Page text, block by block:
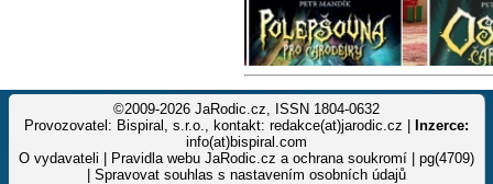
©2009-2026 JaRodic.cz, ISSN 1804-0632
Provozovatel: Bispiral, s.r.o., kontakt: redakce(at)jarodic.cz |
Inzerce:
info(at)bispiral.com
O vydavateli
Pravidla webu JaRodic.cz a ochrana soukromí | pg(4709)
Spravovat souhlas s nastavením osobních údajů